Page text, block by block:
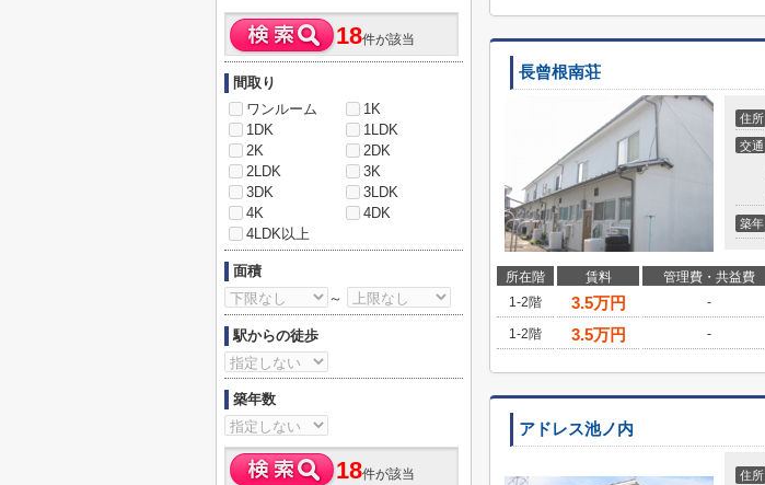
長曾根南荘
住所
交通
築年
所在階 賃料 管理費・共益費
1-2階
3.5万円 -
1-2階
3.5万円 -
アドレス池ノ内
住所
18件が該当
間取り
ワンルーム
1K
1DK
1LDK
2K
2DK
2LDK
3K
3DK
3LDK
4K
4DK
4LDK以上
面積
～
駅からの徒歩
築年数
18件が該当